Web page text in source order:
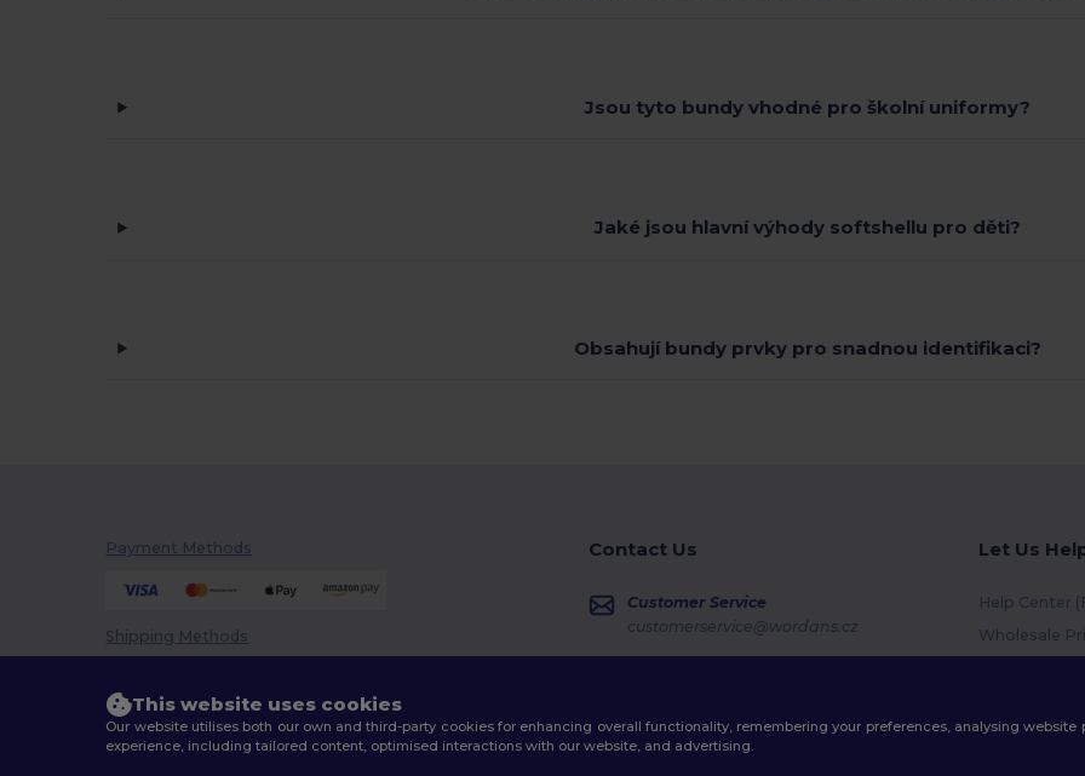
Jsou tyto bundy vhodné pro školní uniformy?
Jaké jsou hlavní výhody softshellu pro děti?
Obsahují bundy prvky pro snadnou identifikaci?
Payment Methods
Shipping Methods
Contact Us
Customer Service
customerservice@wordans.cz
Order Tracking
Let Us
Help Center
Wholesale
Coupon
This website uses cookies
Our website utilises both our own and third-party cookies for enhancing overall functionality, remembering your preferences, analysing
experience, including tailored content, optimised interactions with our website, and advertising.